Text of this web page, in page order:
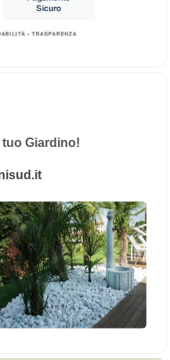
cm e alta 185 cm.
facile da pulire, ideale
Giardino!